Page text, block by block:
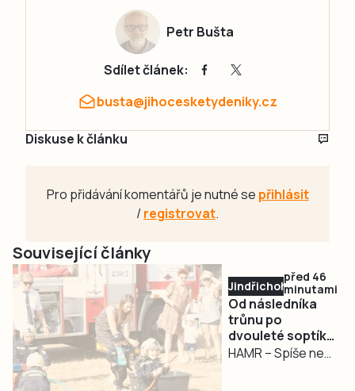
Petr Bušta
Sdílet článek:
busta@jihocesketydeniky.cz
Diskuse k článku
Pro přidávání komentářů je nutné se přihlásit
/registrovat.
Související články
Jindřichohradecko
před 46
minutami
Od následníka
trůnu po
dvouleté soptíky.
Hasiči v Hamru
HAMR – Spíše než